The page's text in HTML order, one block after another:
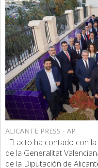
ALICANTE PRESS - AP
. El acto ha contado con
de la Generalitat
de la Diputación de